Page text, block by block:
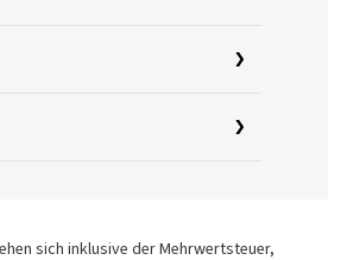
sich inklusive der Mehrwertsteuer,